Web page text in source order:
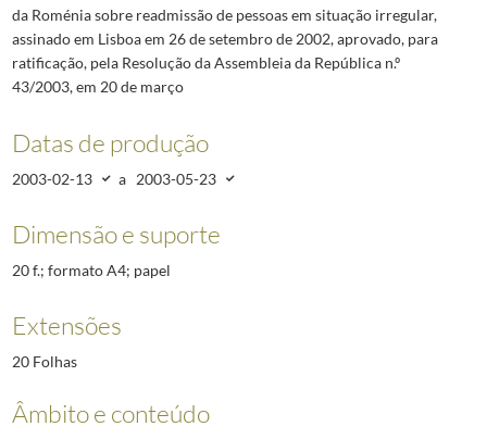
da Roménia sobre readmissão de pessoas em situação irregular,
assinado em Lisboa em 26 de setembro de 2002, aprovado, para
ratificação, pela Resolução da Assembleia da República n.º
43/2003, em 20 de março
Datas de produção
2003-02-13 a 2003-05-23
Dimensão e suporte
20 f.; formato A4; papel
Extensões
20 Folhas
Âmbito e conteúdo